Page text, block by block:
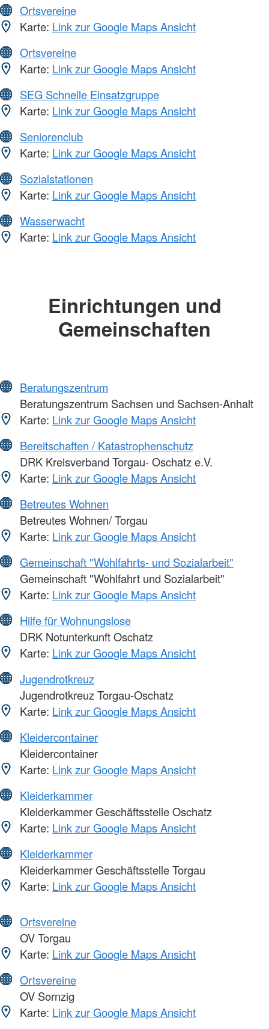
Ortsvereine
Karte: Link zur Google Maps Ansicht
Ortsvereine
Karte: Link zur Google Maps Ansicht
SEG Schnelle Einsatzgruppe
Karte: Link zur Google Maps Ansicht
Seniorenclub
Karte: Link zur Google Maps Ansicht
Sozialstationen
Karte: Link zur Google Maps Ansicht
Wasserwacht
Karte: Link zur Google Maps Ansicht
Einrichtungen und
Gemeinschaften
Beratungszentrum
Beratungszentrum Sachsen und Sachsen-Anhalt
Karte: Link zur Google Maps Ansicht
Bereitschaften / Katastrophenschutz
DRK Kreisverband Torgau- Oschatz e.V.
Karte: Link zur Google Maps Ansicht
Betreutes Wohnen
Betreutes Wohnen/ Torgau
Karte: Link zur Google Maps Ansicht
Gemeinschaft "Wohlfahrts- und Sozialarbeit"
Gemeinschaft "Wohlfahrt und Sozialarbeit"
Karte: Link zur Google Maps Ansicht
Hilfe für Wohnungslose
DRK Notunterkunft Oschatz
Karte: Link zur Google Maps Ansicht
Jugendrotkreuz
Jugendrotkreuz Torgau-Oschatz
Karte: Link zur Google Maps Ansicht
Kleidercontainer
Kleidercontainer
Karte: Link zur Google Maps Ansicht
Kleiderkammer
Kleiderkammer Geschäftsstelle Oschatz
Karte: Link zur Google Maps Ansicht
Kleiderkammer
Kleiderkammer Geschäftsstelle Torgau
Karte: Link zur Google Maps Ansicht
Ortsvereine
OV Torgau
Karte: Link zur Google Maps Ansicht
Ortsvereine
OV Sornzig
Karte: Link zur Google Maps Ansicht